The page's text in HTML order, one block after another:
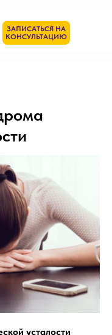
ЗАПИСАТЬСЯ НА
КОНСУЛЬТАЦИЮ
усталости